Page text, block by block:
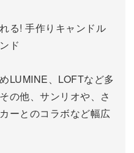
る! 手作りキャンドル
ド
LUMINE、LOFTなど多
の他、サンリオや、さ
ーとのコラボなど幅広